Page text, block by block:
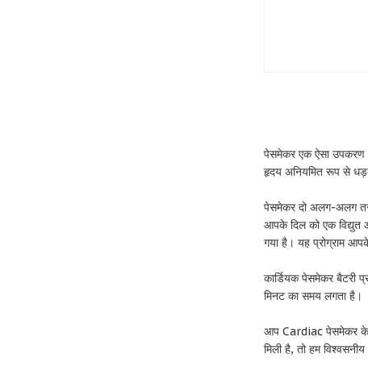
पेसमेकर एक ऐसा उपकरण
हृदय अनियमित रूप से
पेसमेकर दो अलग-अलग
आपके दिल को एक विद्युत
गया है। यह प्रोग्राम
कार्डियक पेसमेकर बैटरी
मिनट का समय लगता है।
आप Cardiac पेसमेकर के
मिली है, तो हम